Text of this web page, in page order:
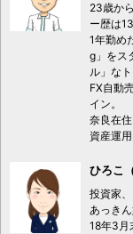
23歳か
ー歴は
1年勤め
g」をス
ル」な
FX自動
イン。
奈良在
資産運
ひろこ
投資家
あっき
18年3月